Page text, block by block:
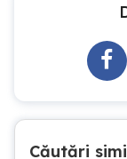
Căutări